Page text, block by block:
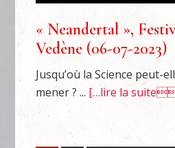
« Neandertal »,
Vedène (06-07-2023)
Jusqu’où la Science peut-
mener ? ... […lire la